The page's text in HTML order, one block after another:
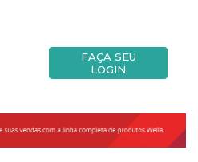
FAÇA SEU
LOGIN